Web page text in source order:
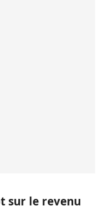
sur le revenu